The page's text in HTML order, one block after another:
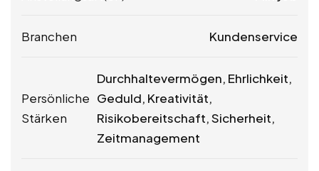
Branchen Kundenservice
Persönliche
Stärken
Durchhaltevermögen, Ehrlichkeit,
Geduld, Kreativität,
Risikobereitschaft, Sicherheit,
Zeitmanagement